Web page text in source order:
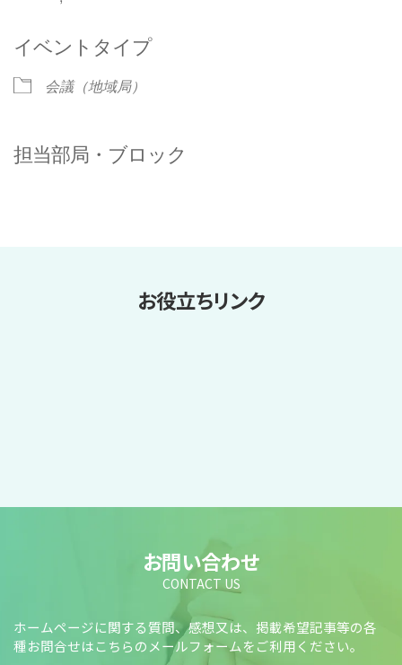
イベントタイプ
会議（地域局）
担当部局・ブロック
お役立ちリンク
お問い合わせ
CONTACT US
ホームページに関する質問、感想又は、掲載希望記事等の各
種お問合せはこちらのメールフォームをご利用ください。